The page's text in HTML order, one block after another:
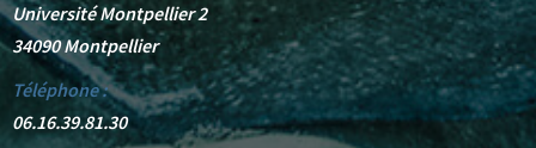
Université Montpellier 2
34090 Montpellier
Téléphone :
06.16.39.81.30